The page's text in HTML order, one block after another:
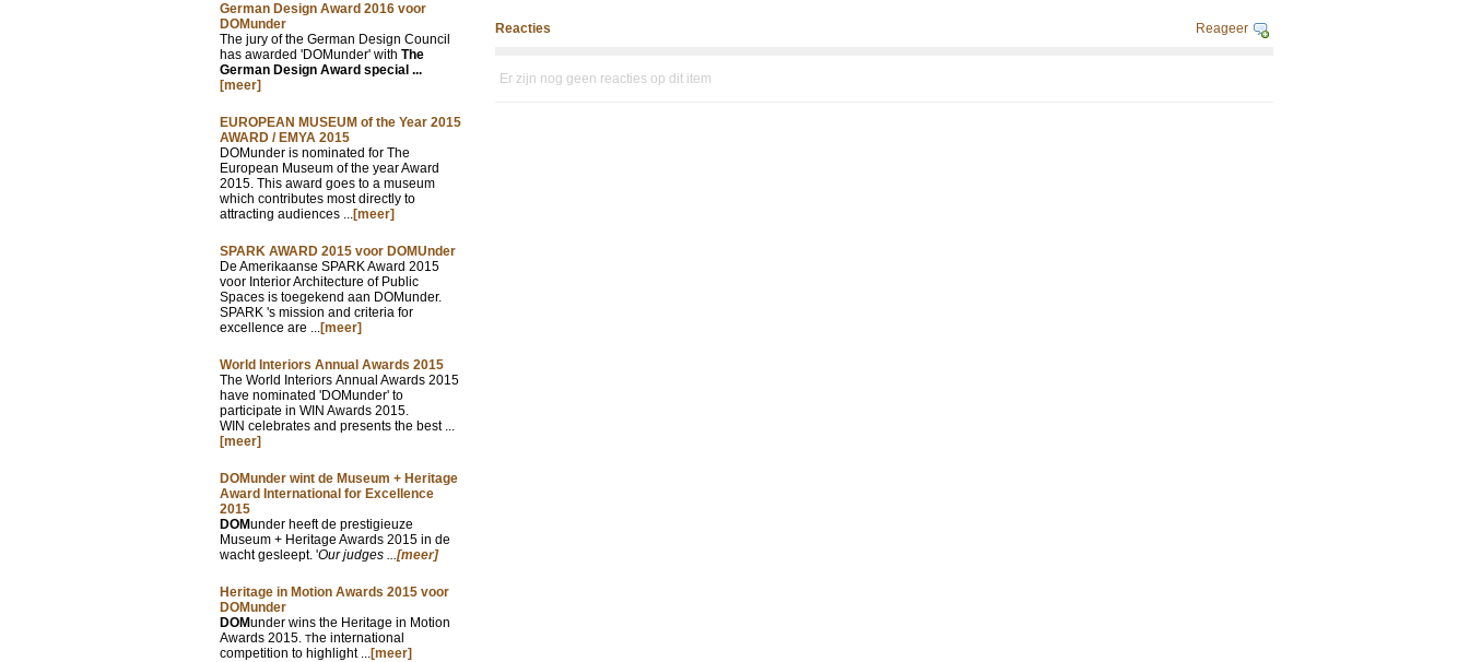
German Design Award 2016 voor
DOMunder
The jury of the German Design Council
has awarded 'DOMunder' with The
German Design Award special ...
[meer]
EUROPEAN MUSEUM of the Year 2015
AWARD / EMYA 2015
DOMunder is nominated for The
European Museum of the year Award
2015. This award goes to a museum
which contributes most directly to
attracting audiences ...[meer]
SPARK AWARD 2015 voor DOMUnder
De Amerikaanse SPARK Award 2015
voor Interior Architecture of Public
Spaces is toegekend aan DOMunder.
SPARK 's mission and criteria for
excellence are ...[meer]
World Interiors Annual Awards 2015
The World Interiors Annual Awards 2015
have nominated 'DOMunder' to
participate in WIN Awards 2015.
WIN celebrates and presents the best ...
[meer]
DOMunder wint de Museum + Heritage
Award International for Excellence
2015
DOMunder heeft de prestigieuze
Museum + Heritage Awards 2015 in de
wacht gesleept. 'Our judges ...[meer]
Heritage in Motion Awards 2015 voor
DOMunder
DOMunder wins the Heritage in Motion
Awards 2015. The international
competition to highlight ...[meer]
Reacties Reageer
Er zijn nog geen reacties op dit item